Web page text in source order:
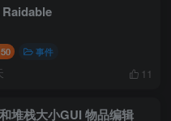
50 事件
11
堆栈大小GUI 物品编辑